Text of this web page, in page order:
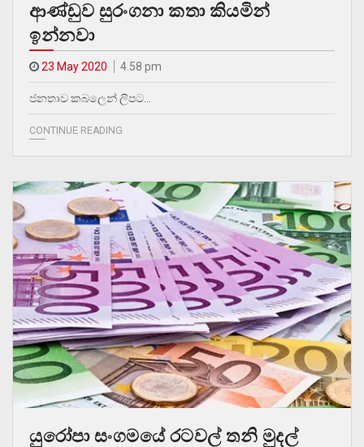
ආණ්ඩුව සුරංගනා කතා කියමින්
ඉන්නවා
23 May 2020 4.58 pm
ජනතාව කබලෙන් ලිපට…
CONTINUE READING
යුරෝපා සංගමයේ රටවල් තනි මුදල්